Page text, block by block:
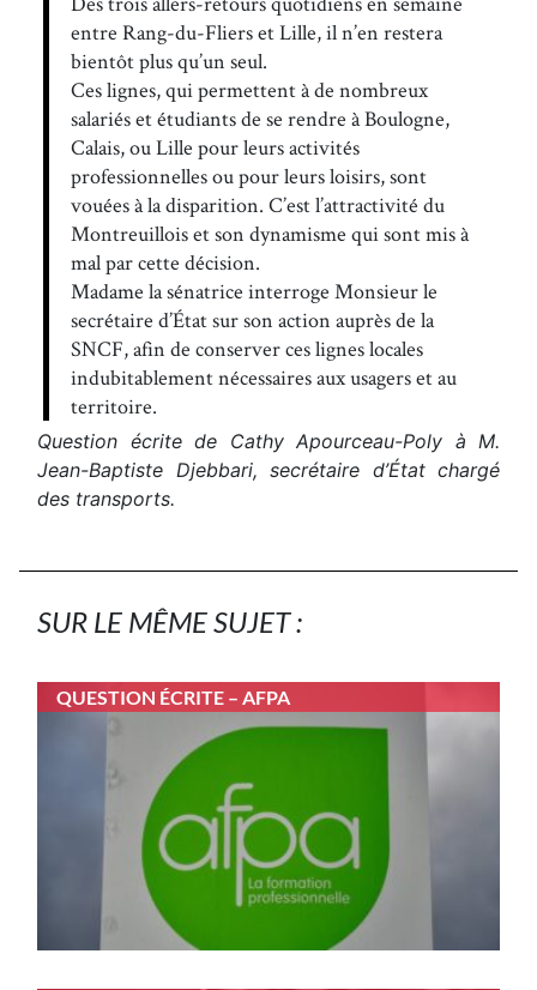
entre Rang-du-Fliers et Lille, il n’en restera
bientôt plus qu’un seul.
Ces lignes, qui permettent à de nombreux
salariés et étudiants de se rendre à Boulogne,
Calais, ou Lille pour leurs activités
professionnelles ou pour leurs loisirs, sont
vouées à la disparition. C’est l’attractivité du
Montreuillois et son dynamisme qui sont mis à
mal par cette décision.
Madame la sénatrice interroge Monsieur le
secrétaire d’État sur son action auprès de la
SNCF, afin de conserver ces lignes locales
indubitablement nécessaires aux usagers et au
territoire.
Question écrite de Cathy Apourceau-Poly à M.
Jean-Baptiste Djebbari, secrétaire d’État chargé
des transports.
SUR LE MÊME SUJET :
QUESTION ÉCRITE – AFPA